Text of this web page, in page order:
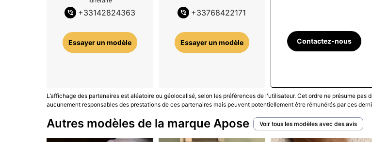
+33142824363
Essayer un modèle
+33768422171
Essayer un modèle Contactez-nous
L’affichage des partenaires est aléatoire ou géolocalisé, selon les préférences de l'utilisateur. Cet ordre ne présume
aucunement responsables des prestations de ces partenaires mais peuvent potentiellement être rémunérés par ces
Autres modèles de la marque Apose Voir tous les modèles avec des avis